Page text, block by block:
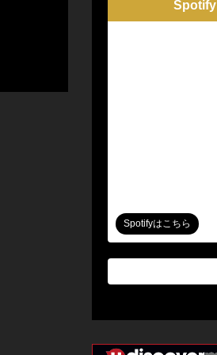
Spotify
Spotifyはこちら